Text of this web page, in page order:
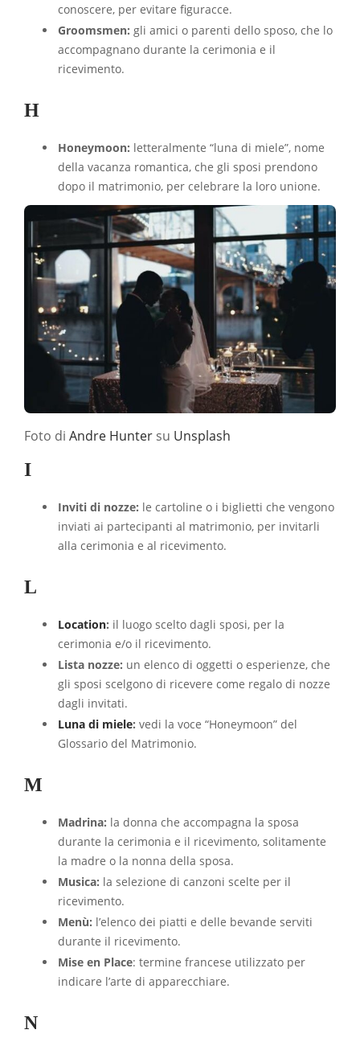
conoscere, per evitare figuracce.
Groomsmen: gli amici o parenti dello sposo, che lo
accompagnano durante la cerimonia e il
ricevimento.
H
Honeymoon: letteralmente “luna di miele”, nome
della vacanza romantica, che gli sposi prendono
dopo il matrimonio, per celebrare la loro unione.
Foto di Andre Hunter su Unsplash
I
Inviti di nozze: le cartoline o i biglietti che vengono
inviati ai partecipanti al matrimonio, per invitarli
alla cerimonia e al ricevimento.
L
Location: il luogo scelto dagli sposi, per la
cerimonia e/o il ricevimento.
Lista nozze: un elenco di oggetti o esperienze, che
gli sposi scelgono di ricevere come regalo di nozze
dagli invitati.
Luna di miele: vedi la voce “Honeymoon” del
Glossario del Matrimonio.
M
Madrina: la donna che accompagna la sposa
durante la cerimonia e il ricevimento, solitamente
la madre o la nonna della sposa.
Musica: la selezione di canzoni scelte per il
ricevimento.
Menù: l’elenco dei piatti e delle bevande serviti
durante il ricevimento.
Mise en Place: termine francese utilizzato per
indicare l’arte di apparecchiare.
N